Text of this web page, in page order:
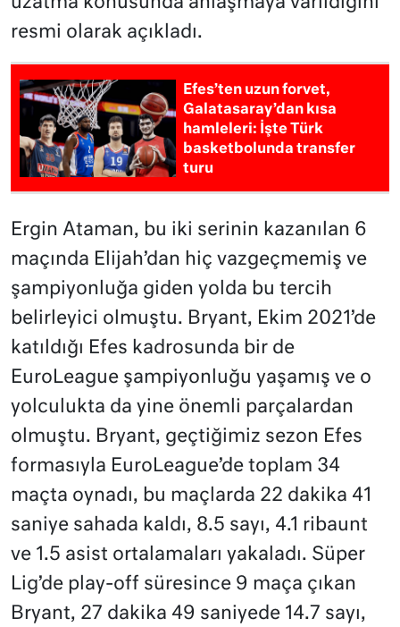
resmi olarak açıkladı.
Efes’ten uzun forvet,
Galatasaray’dan kısa
hamleleri: İşte Türk
basketbolunda transfer
turu
Ergin Ataman, bu iki serinin kazanılan 6
maçında Elijah’dan hiç vazgeçmemiş ve
şampiyonluğa giden yolda bu tercih
belirleyici olmuştu. Bryant, Ekim 2021’de
katıldığı Efes kadrosunda bir de
EuroLeague şampiyonluğu yaşamış ve o
yolculukta da yine önemli parçalardan
olmuştu. Bryant, geçtiğimiz sezon Efes
formasıyla EuroLeague’de toplam 34
maçta oynadı, bu maçlarda 22 dakika 41
saniye sahada kaldı, 8.5 sayı, 4.1 ribaunt
ve 1.5 asist ortalamaları yakaladı. Süper
Lig’de play-off süresince 9 maça çıkan
Bryant, 27 dakika 49 saniyede 14.7 sayı,